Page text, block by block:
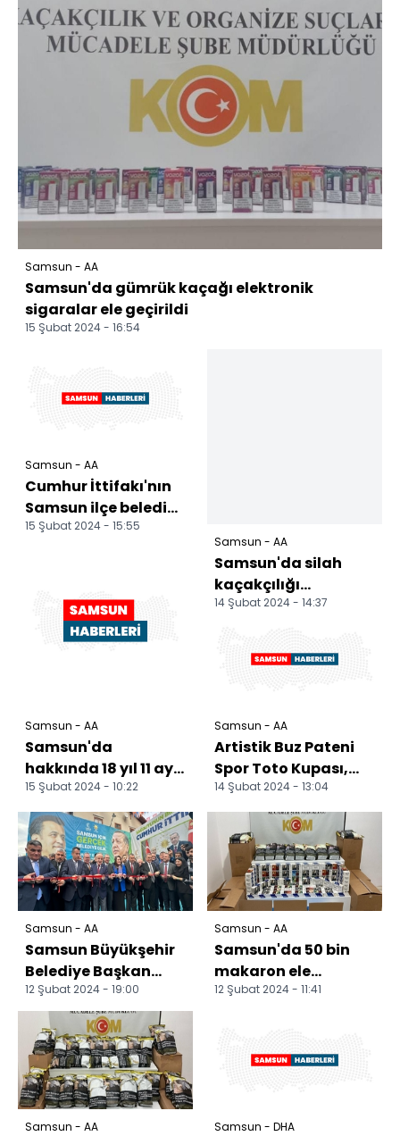
Samsun - AA
Samsun'da gümrük kaçağı elektronik
sigaralar ele geçirildi
15 Şubat 2024 - 16:54
Samsun - AA
Cumhur İttifakı'nın
Samsun ilçe belediye
başkan adayları
15 Şubat 2024 - 15:55
Samsun - AA
Samsun'da
hakkında 18 yıl 11 ay
kesinleşmiş hapis
cezası bulunan kişi
yakal...
15 Şubat 2024 - 10:22
Samsun - AA
Samsun'da silah
kaçakçılığı
operasyonunda 4
14 Şubat 2024 - 14:37
Samsun - AA
Artistik Buz Pateni
Spor Toto Kupası,
Samsun'da
yapılacak
14 Şubat 2024 - 13:04
Samsun - AA
Samsun Büyükşehir
Belediye Başkan
adayı Doğan, SKM
açılışına katıldı
12 Şubat 2024 - 19:00
Samsun - AA
Samsun'da 50 bin
makaron ele
geçirildi
12 Şubat 2024 - 11:41
Samsun - AA Samsun - DHA